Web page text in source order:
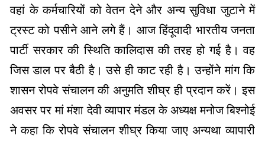
वहां के कर्मचारियों को वेतन देने और अन्य सुविधा जुटाने में
ट्रस्ट को पसीने आने लगे हैं। आज हिंदूवादी भारतीय जनता
पार्टी सरकार की स्थिति कालिदास की तरह हो गई है। वह
जिस डाल पर बैठी है। उसे ही काट रही है। उन्होंने मांग कि
शासन रोपवे संचालन की अनुमति शीघ्र ही प्रदान करें। इस
अवसर पर मां मंशा देवी व्यापार मंडल के अध्यक्ष मनोज बिश्नोई
ने कहा कि रोपवे संचालन शीघ्र किया जाए अन्यथा व्यापारी